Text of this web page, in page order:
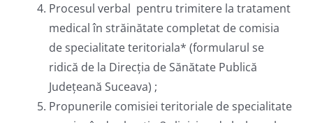
Procesul verbal pentru trimitere la tratament
medical în străinătate completat de comisia
de specialitate teritoriala* (formularul se
ridică de la Direcția de Sănătate Publică
Județeană Suceava) ;
Propunerile comisiei teritoriale de specialitate